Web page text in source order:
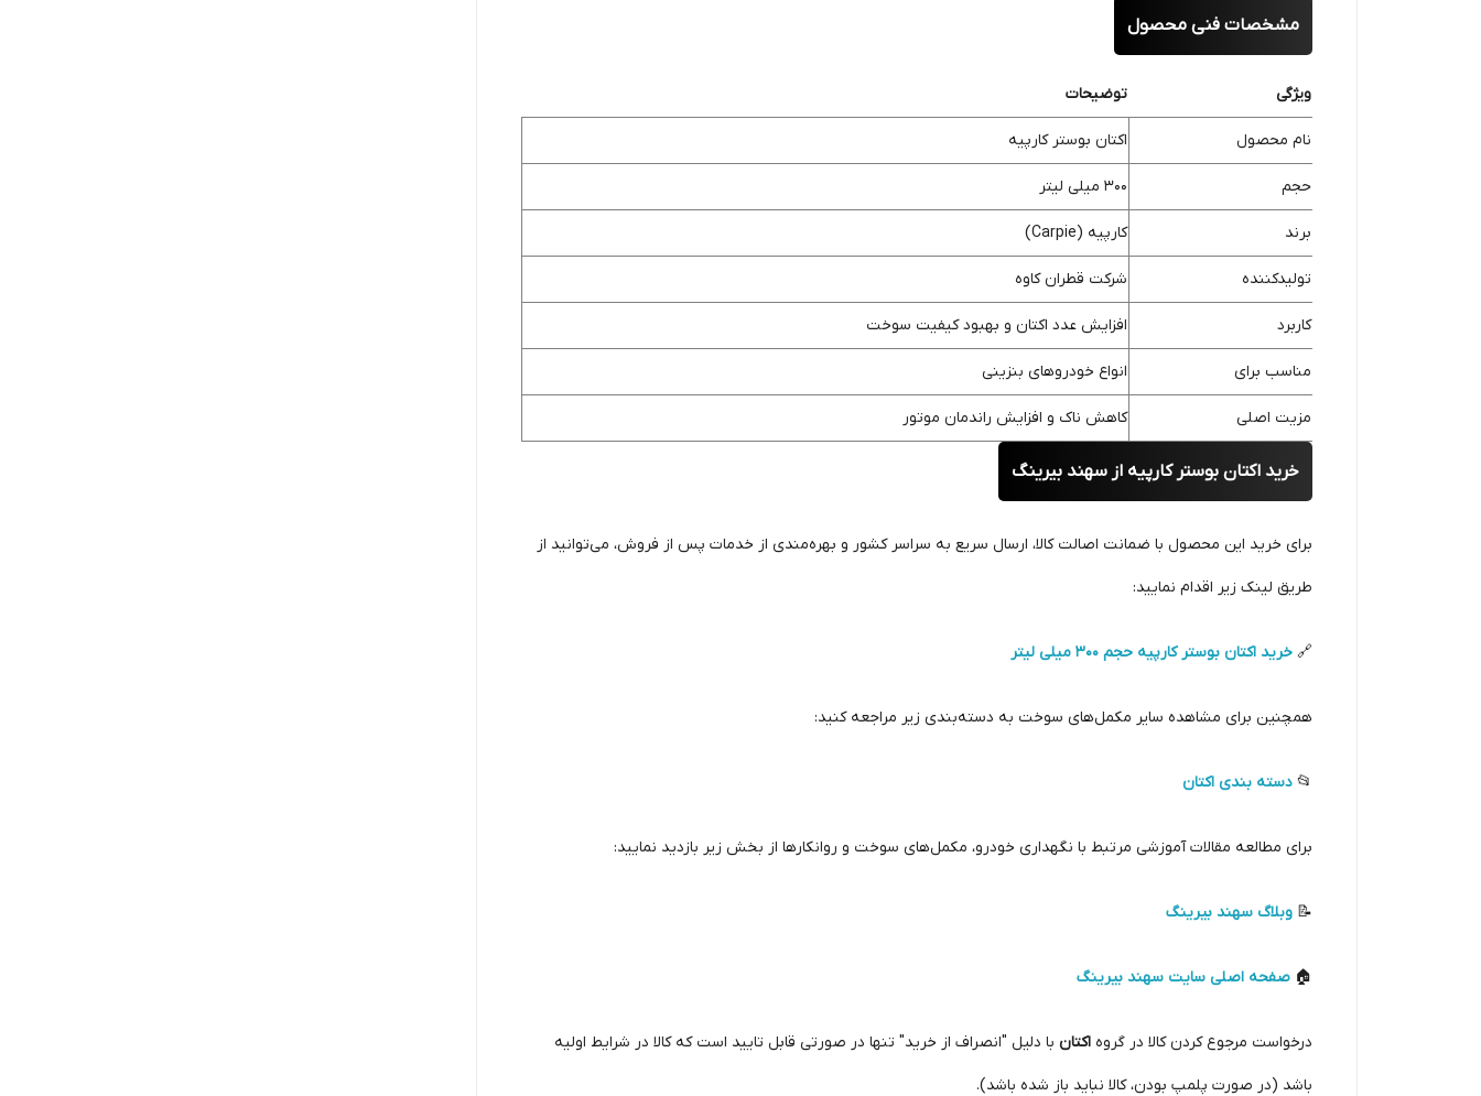
مشخصات فنی محصول
ویژگی توضیحات
نام محصول اکتان بوستر کارپیه
حجم 300 میلی لیتر
برند کارپیه (Carpie)
تولیدکننده شرکت قطران کاوه
کاربرد افزایش عدد اکتان و بهبود کیفیت سوخت
مناسب برای انواع خودروهای بنزینی
مزیت اصلی کاهش ناک و افزایش راندمان موتور
خرید اکتان بوستر کارپیه از سهند بیرینگ
برای خرید این محصول با ضمانت اصالت کالا، ارسال سریع به سراسر کشور و بهره‌مندی از خدمات پس از فروش، می‌توانید از
طریق لینک زیر اقدام نمایید:
🔗 خرید اکتان بوستر کارپیه حجم 300 میلی لیتر
همچنین برای مشاهده سایر مکمل‌های سوخت به دسته‌بندی زیر مراجعه کنید:
📂 دسته بندی اکتان
برای مطالعه مقالات آموزشی مرتبط با نگهداری خودرو، مکمل‌های سوخت و روانکارها از بخش زیر بازدید نمایید:
📝 وبلاگ سهند بیرینگ
🏠 صفحه اصلی سایت سهند بیرینگ
درخواست مرجوع کردن کالا در گروه اکتان با دلیل "انصراف از خرید" تنها در صورتی قابل تایید است که کالا در شرایط اولیه
باشد (در صورت پلمپ بودن، کالا نباید باز شده باشد).